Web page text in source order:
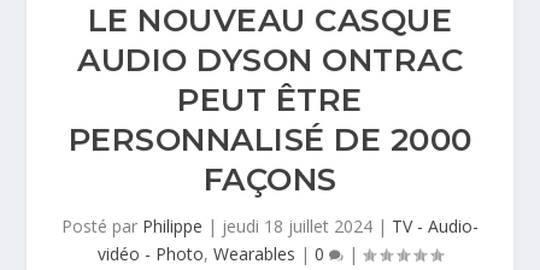
LE NOUVEAU CASQUE
AUDIO DYSON ONTRAC
PEUT ÊTRE
PERSONNALISÉ DE 2000
FAÇONS
Posté par Philippe | jeudi 18 juillet 2024 | TV - Audio-
vidéo - Photo, Wearables | 0 |